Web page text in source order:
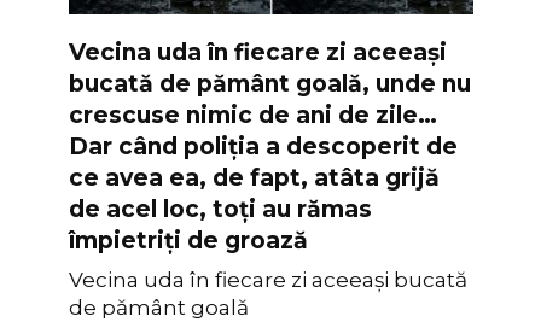
Vecina uda în fiecare zi aceeași
bucată de pământ goală, unde nu
crescuse nimic de ani de zile…
Dar când poliția a descoperit de
ce avea ea, de fapt, atâta grijă
de acel loc, toți au rămas
împietriți de groază
Vecina uda în fiecare zi aceeași bucată
de pământ goală